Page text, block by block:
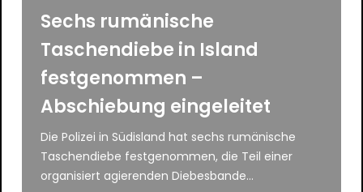
Sechs rumänische
Taschendiebe in Island
festgenommen –
Abschiebung eingeleitet
Die Polizei in Südisland hat sechs rumänische
Taschendiebe festgenommen, die Teil einer
organisiert agierenden Diebesbande...